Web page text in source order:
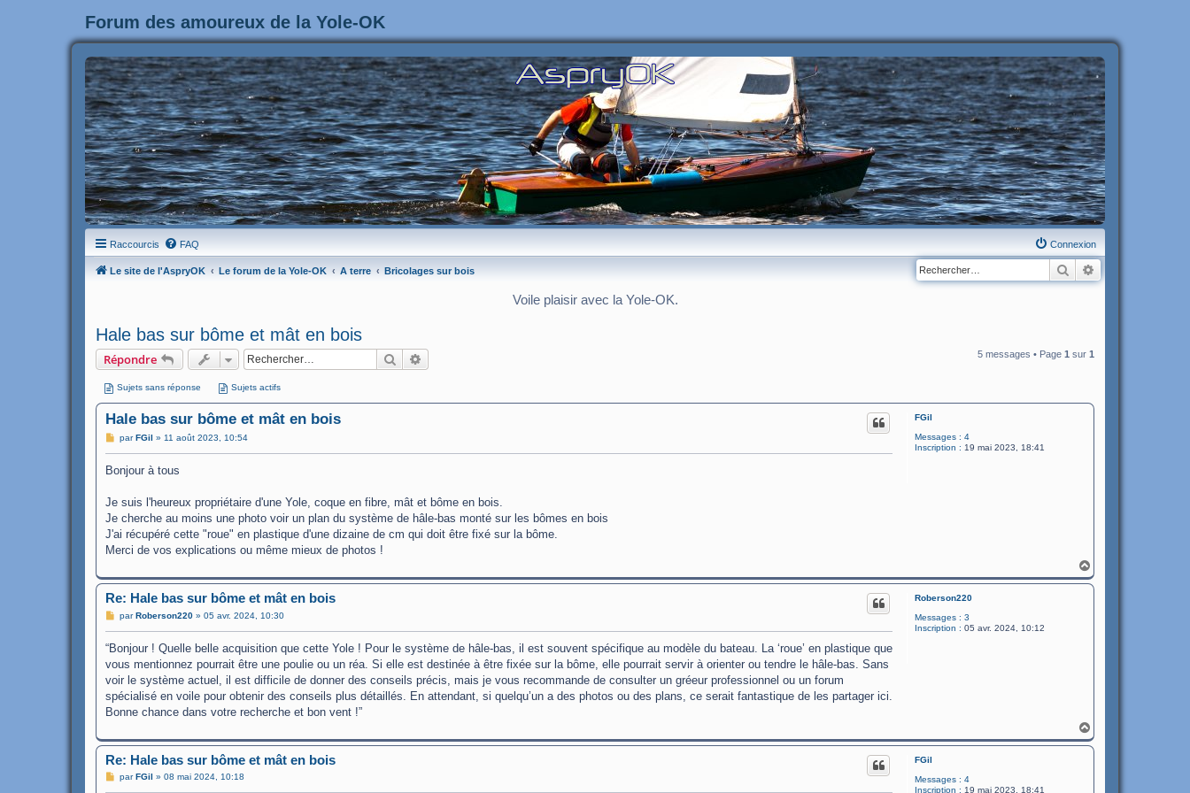
Forum des amoureux de la Yole-OK
Raccourcis FAQ Connexion
Le site de l'AspryOK Le forum de la Yole-OK A terre Bricolages sur bois Rechercher
Voile plaisir avec la Yole-OK.
Hale bas sur bôme et mât en bois
Répondre Rechercher 5 messages • Page 1 sur 1
Sujets sans réponse Sujets actifs
FGil
Messages : 4
Inscription : 19 mai 2023, 18:41
Hale bas sur bôme et mât en bois
M
s
e
parFGil » 11 août 2023, 10:54
Bonjour à tous
Je suis l'heureux propriétaire d'une Yole, coque en fibre, mât et bôme en bois.
Je cherche au moins une photo voir un plan du système de hâle-bas monté sur les bômes en bois
J'ai récupéré cette "roue" en plastique d'une dizaine de cm qui doit être fixé sur la bôme.
Merci de vos explications ou même mieux de photos !
a
u
Roberson220
Messages : 3
Inscription : 05 avr. 2024, 10:12
Re: Hale bas sur bôme et mât en bois
M
s
g
e
parRoberson220» 05 avr. 2024, 10:30
“Bonjour ! Quelle belle acquisition que cette Yole ! Pour le système de hâle-bas, il est souvent spécifique au modèle du bateau. La ‘roue’ en plastique que
vous mentionnez pourrait être une poulie ou un réa. Si elle est destinée à être fixée sur la bôme, elle pourrait servir à orienter ou tendre le hâle-bas. Sans
voir le système actuel, il est difficile de donner des conseils précis, mais je vous recommande de consulter un gréeur professionnel ou un forum
spécialisé en voile pour obtenir des conseils plus détaillés. En attendant, si quelqu’un a des photos ou des plans, ce serait fantastique de les partager ici.
Bonne chance dans votre recherche et bon vent !”
a
u
FGil
Messages : 4
Inscription : 19 mai 2023, 18:41
Re: Hale bas sur bôme et mât en bois
MparFGil » 08 mai 2024, 10:18